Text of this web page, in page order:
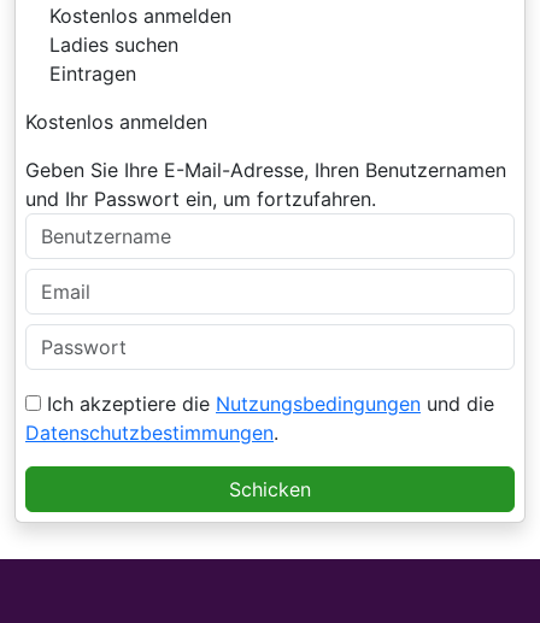
Kostenlos anmelden
Ladies suchen
Eintragen
Kostenlos anmelden
Geben Sie Ihre E-Mail-Adresse, Ihren Benutzernamen
und Ihr Passwort ein, um fortzufahren.
Ich akzeptiere die Nutzungsbedingungen und die
Datenschutzbestimmungen.
Schicken